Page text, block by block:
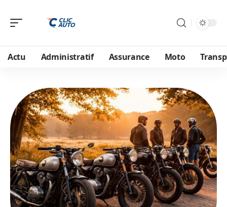
Actu Administratif Assurance Moto